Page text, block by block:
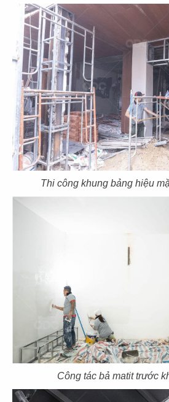
Thi công khung bảng hiệu
Công tác bả matit trước
101
THAI BUCKHEAD
CN Hoa Kỳ CN
CN
TRỐNG CƠM
CN Mega Mall - Q.9 CN